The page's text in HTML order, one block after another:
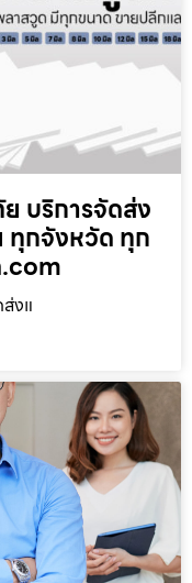
บริการจัดส่ง
ทุกจังหวัด ทุก
งแ